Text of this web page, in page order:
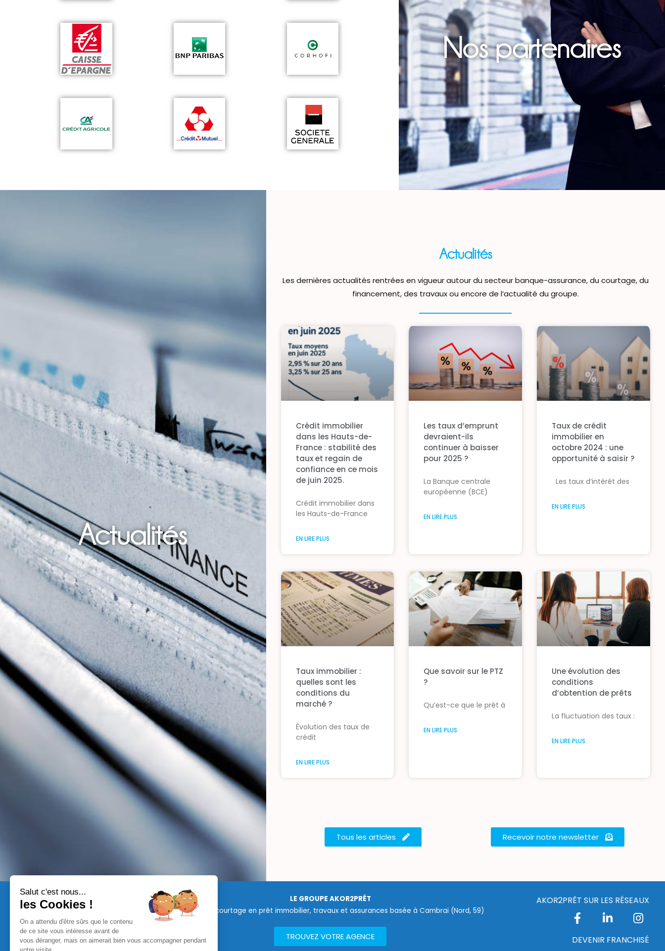
Nos partenaires
Actualités
Actualités
Les dernières actualités rentrées en vigueur autour du secteur banque-assurance, du courtage, du
financement, des travaux ou encore de l’actualité du groupe.
Crédit immobilier
dans les Hauts-de-
France : stabilité des
taux et regain de
confiance en ce mois
de juin 2025.
Crédit immobilier dans
les Hauts-de-France
EN LIRE PLUS
Les taux d’emprunt
devraient-ils
continuer à baisser
pour 2025 ?
La Banque centrale
européenne (BCE)
EN LIRE PLUS
Taux de crédit
immobilier en
octobre 2024 : une
opportunité à saisir ?
Les taux d’intérêt des
EN LIRE PLUS
Taux immobilier :
quelles sont les
conditions du
marché ?
Évolution des taux de
crédit
EN LIRE PLUS
Que savoir sur le PTZ
?
Qu’est-ce que le prêt à
EN LIRE PLUS
Une évolution des
conditions
d’obtention de prêts
La fluctuation des taux :
EN LIRE PLUS
Tous les articles Recevoir notre newsletter
CRÉDIT IMMOBILIER
LE GROUPE AKOR2PRÊT
Société de courtage en prêt immobilier, travaux et assurances basée à Cambrai (Nord, 59)
TROUVEZ VOTRE AGENCE
AKOR2PRÊT SUR LES RÉSEAUX
DEVENIR FRANCHISÉ
Salut c'est nous...
les Cookies !
On a attendu d'être sûrs que le contenu
de ce site vous intéresse avant de
vous déranger, mais on aimerait bien vous accompagner pendant